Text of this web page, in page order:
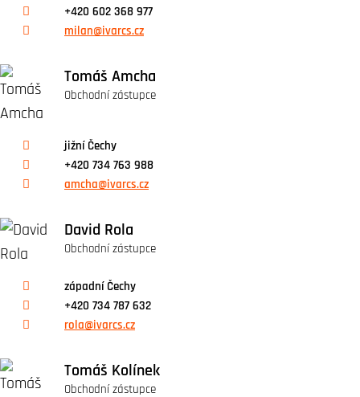
+420 602 368 977
milan@ivarcs.cz
Tomáš Amcha
Obchodní zástupce
jižní Čechy
+420 734 763 988
amcha@ivarcs.cz
David Rola
Obchodní zástupce
západní Čechy
+420 734 787 632
rola@ivarcs.cz
Tomáš Kolínek
Obchodní zástupce